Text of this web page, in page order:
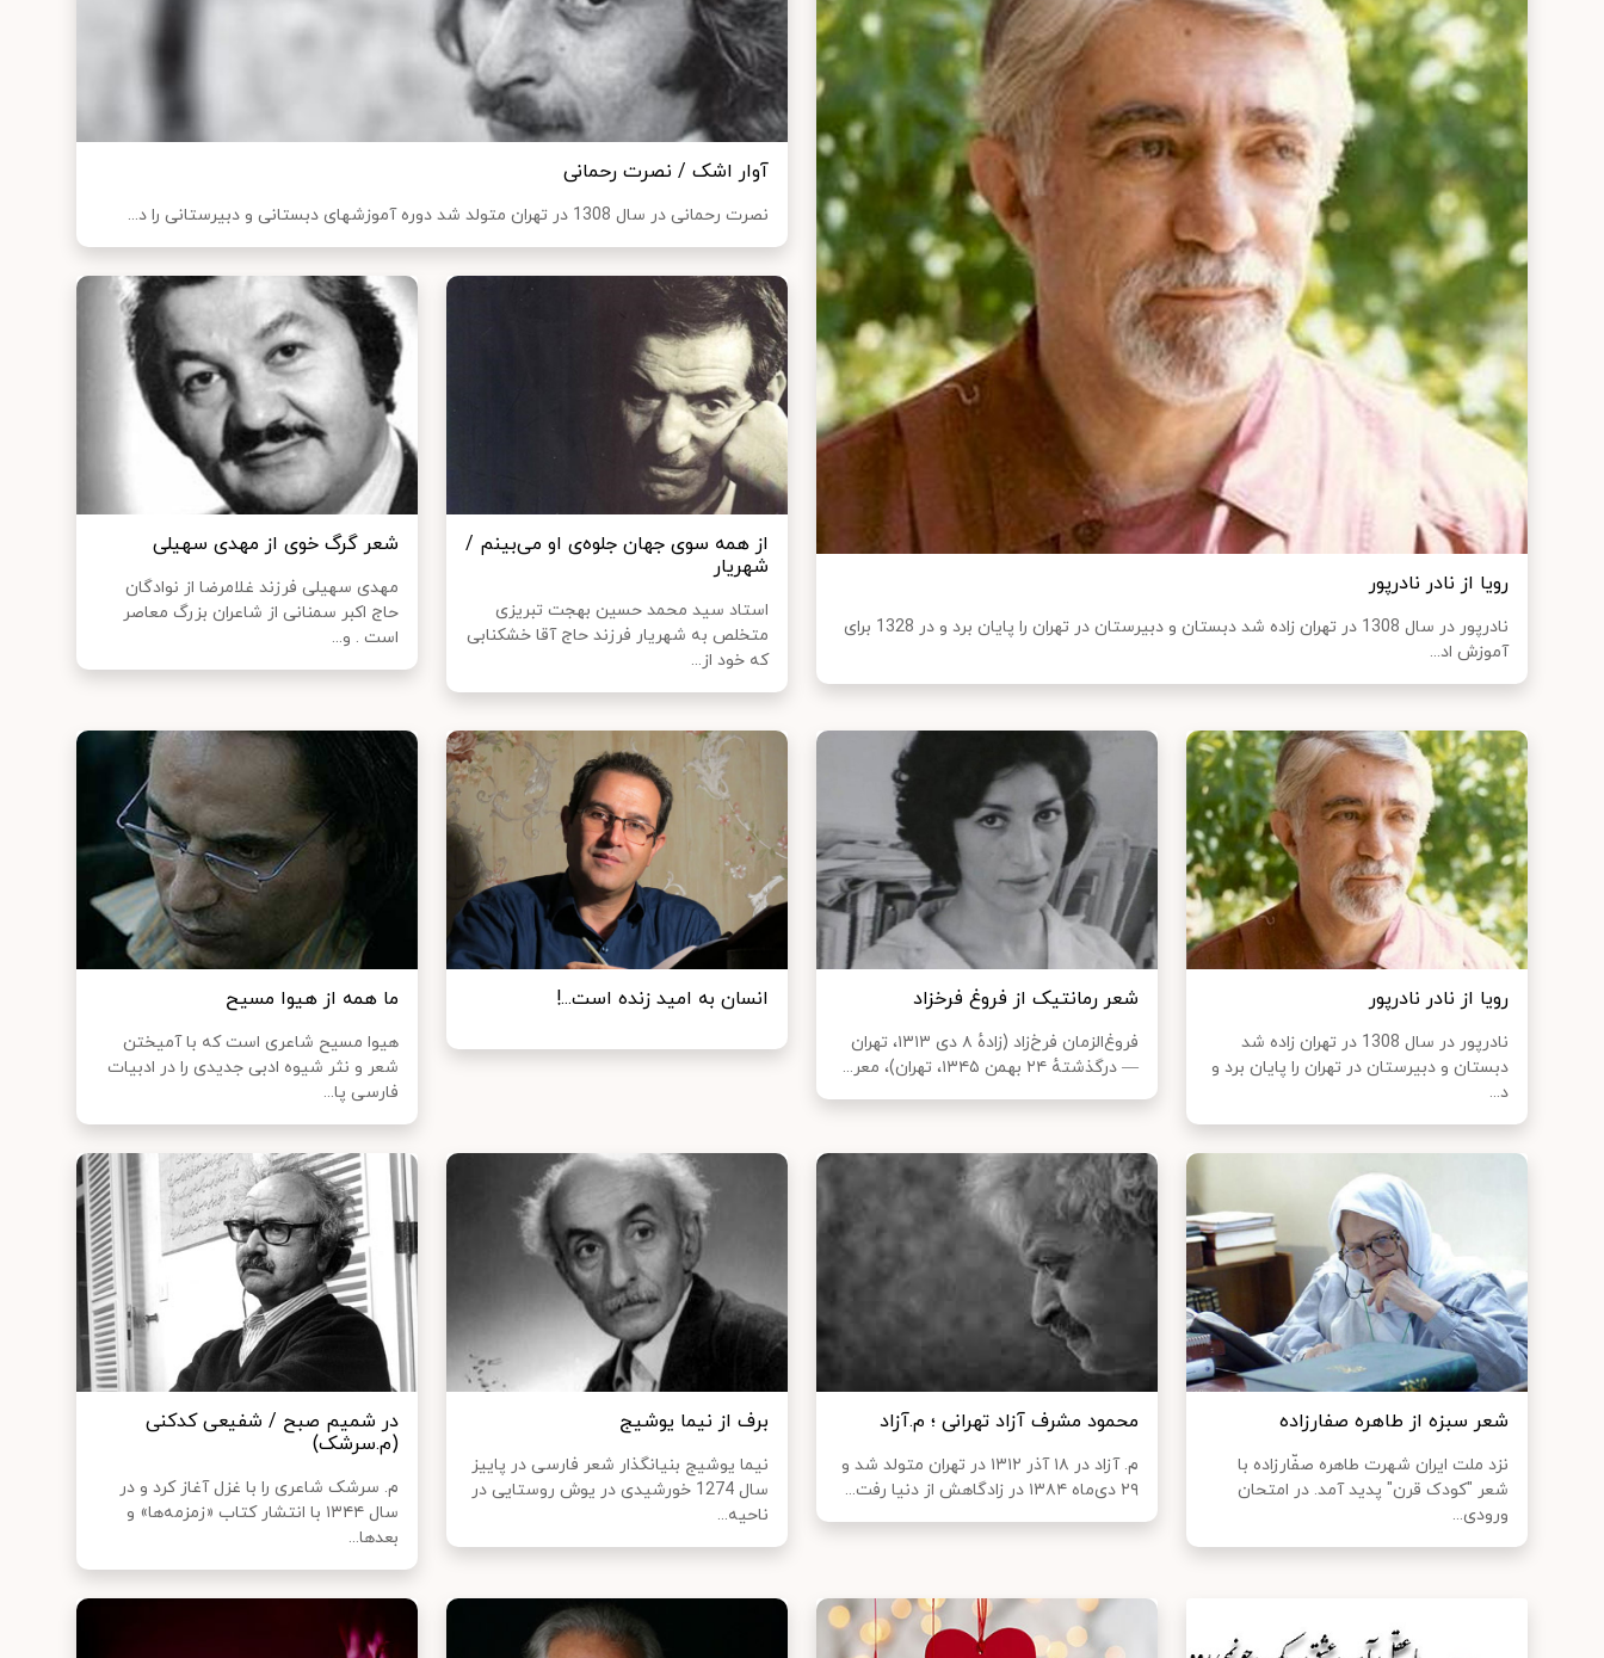
رویا از نادر نادرپور
نادرپور در سال 1308 در تهران زاده شد دبستان و دبیرستان در تهران را پایان برد و در 1328 برای
آموزش اد...
آوار اشک / نصرت رحمانی
نصرت رحمانی در سال 1308 در تهران متولد شد دوره آموزشهای دبستانی و دبیرستانی را د...
از همه سوی جهان جلوه‌ی او می‌بینم /
شهریار
استاد سید محمد حسین بهجت تبریزی
متخلص به شهریار فرزند حاج آقا خشکنابی
که خود از...
شعر گرگ خوی از مهدی سهیلی
مهدی سهیلی فرزند غلامرضا از نوادگان
حاج اکبر سمنانی از شاعران بزرگ معاصر
است . و...
رویا از نادر نادرپور
نادرپور در سال 1308 در تهران زاده شد
دبستان و دبیرستان در تهران را پایان برد و
د...
شعر رمانتیک از فروغ فرخزاد
فروغ‌الزمان فرخ‌زاد (زادهٔ ۸ دی ۱۳۱۳، تهران
— درگذشتهٔ ۲۴ بهمن ۱۳۴۵، تهران)، معر...
انسان به امید زنده است...! ما همه از هیوا مسیح
هیوا مسیح شاعری است که با آمیختن
شعر و نثر شیوه ادبی جدیدی را در ادبیات
فارسی پا...
شعر سبزه‌ از طاهره صفارزاده
نزد ملت ایران شهرت طاهره صفّارزاده با
شعر "کودک قرن‌" پدید آمد. در امتحان
ورودی...
محمود مشرف آزاد تهرانی ؛ م.آزاد
م. آزاد در ۱۸ آذر ۱۳۱۲ در تهران متولد شد و
۲۹ دی‌ماه ۱۳۸۴ در زادگاهش از دنیا رفت...
برف از نیما یوشیج
نیما یوشیج بنیانگذار شعر فارسی در پاییز
سال 1274 خورشیدی در یوش روستایی در
ناحیه...
در شمیم صبح / شفیعی کدکنی
(م.سرشک)
م. سرشک شاعری را با غزل آغاز کرد و در
سال ۱۳۴۴ با انتشار کتاب «زمزمه‌ها» و
بعدها...